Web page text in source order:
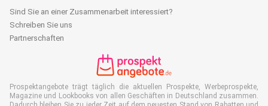
Sind Sie an einer Zusammenarbeit interessiert?
Schreiben Sie uns
Partnerschaften
Prospektangebote trägt täglich die aktuellen Prospekte, Werbeprospekte,
Magazine und Lookbooks von allen Geschäften in Deutschland zusammen.